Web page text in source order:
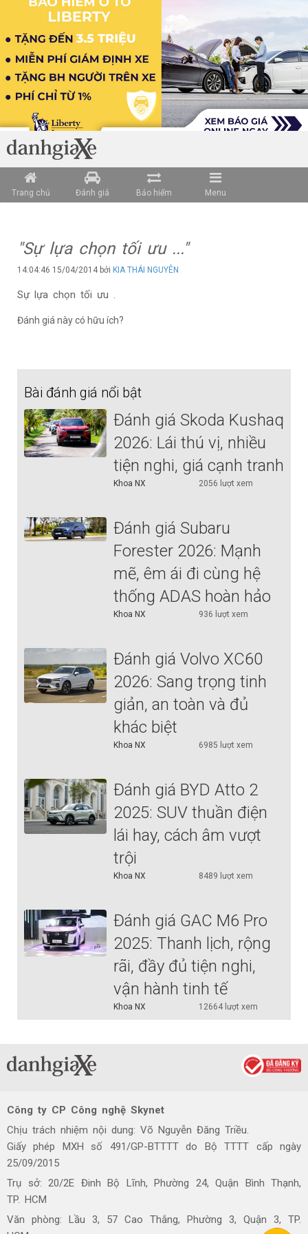
Trang chủ Đánh giá Bảo hiểm Menu
"Sự lựa chọn tối ưu ..."
14:04:46 15/04/2014 bởi KIA THÁI NGUYÊN
Sự lựa chọn tối ưu .
Đánh giá này có hữu ích?
Bài đánh giá nổi bật
Đánh giá Skoda Kushaq
2026: Lái thú vị, nhiều
tiện nghi, giá cạnh tranh
Khoa NX 2056 lượt xem
Đánh giá Subaru
Forester 2026: Mạnh
mẽ, êm ái đi cùng hệ
thống ADAS hoàn hảo
Khoa NX 936 lượt xem
Đánh giá Volvo XC60
2026: Sang trọng tinh
giản, an toàn và đủ
khác biệt
Khoa NX 6985 lượt xem
Đánh giá BYD Atto 2
2025: SUV thuần điện
lái hay, cách âm vượt
trội
Khoa NX 8489 lượt xem
Đánh giá GAC M6 Pro
2025: Thanh lịch, rộng
rãi, đầy đủ tiện nghi,
vận hành tinh tế
Khoa NX 12664 lượt xem
Công ty CP Công nghệ Skynet
Chịu trách nhiệm nội dung: Võ Nguyễn Đăng Triều.
Giấy phép MXH số 491/GP-BTTTT do Bộ TTTT cấp ngày
25/09/2015
Trụ sở: 20/2E Đinh Bộ Lĩnh, Phường 24, Quận Bình Thạnh,
TP. HCM
Văn phòng: Lầu 3, 57 Cao Thắng, Phường 3, Quận 3, TP.